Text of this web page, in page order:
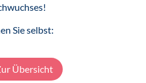
Sie selbst:
Übersicht